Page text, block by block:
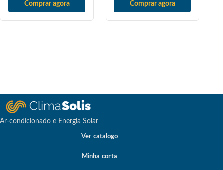
Comprar agora Comprar agora
Ar-condicionado e Energia Solar
Ver catalogo
Minha conta